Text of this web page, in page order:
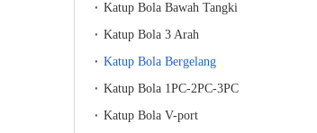
Katup Bola Bawah Tangki
Katup Bola 3 Arah
Katup Bola Bergelang
Katup Bola 1PC-2PC-3PC
Katup Bola V-port